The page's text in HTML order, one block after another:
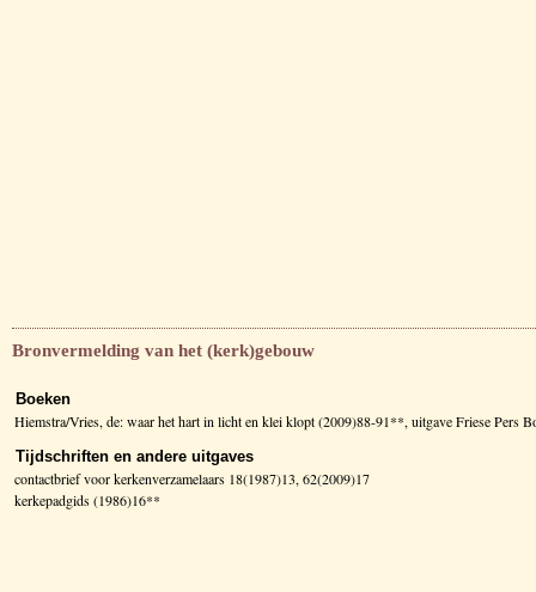
Bronvermelding van het (kerk)gebouw
Boeken
Hiemstra/Vries, de: waar het hart in licht en klei klopt (2009)88-91**, uitgave Friese Pers
Tijdschriften en andere uitgaves
contactbrief voor kerkenverzamelaars 18(1987)13, 62(2009)17
kerkepadgids (1986)16**